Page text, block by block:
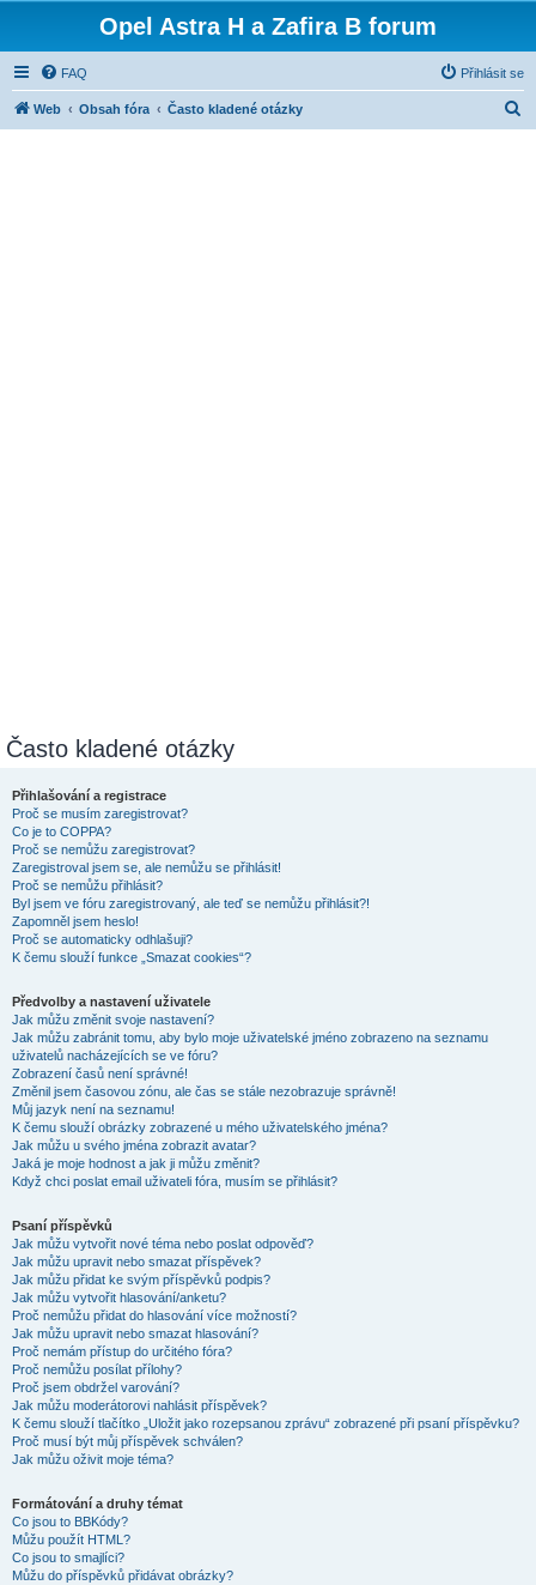
Opel Astra H a Zafira B forum
FAQ Přihlásit se
Web Obsah fóra Často kladené otázky
Často kladené otázky
Přihlašování a registrace
Proč se musím zaregistrovat?
Co je to COPPA?
Proč se nemůžu zaregistrovat?
Zaregistroval jsem se, ale nemůžu se přihlásit!
Proč se nemůžu přihlásit?
Byl jsem ve fóru zaregistrovaný, ale teď se nemůžu přihlásit?!
Zapomněl jsem heslo!
Proč se automaticky odhlašuji?
K čemu slouží funkce „Smazat cookies“?
Předvolby a nastavení uživatele
Jak můžu změnit svoje nastavení?
Jak můžu zabránit tomu, aby bylo moje uživatelské jméno zobrazeno na seznamu
uživatelů nacházejících se ve fóru?
Zobrazení časů není správné!
Změnil jsem časovou zónu, ale čas se stále nezobrazuje správně!
Můj jazyk není na seznamu!
K čemu slouží obrázky zobrazené u mého uživatelského jména?
Jak můžu u svého jména zobrazit avatar?
Jaká je moje hodnost a jak ji můžu změnit?
Když chci poslat email uživateli fóra, musím se přihlásit?
Psaní příspěvků
Jak můžu vytvořit nové téma nebo poslat odpověď?
Jak můžu upravit nebo smazat příspěvek?
Jak můžu přidat ke svým příspěvků podpis?
Jak můžu vytvořit hlasování/anketu?
Proč nemůžu přidat do hlasování více možností?
Jak můžu upravit nebo smazat hlasování?
Proč nemám přístup do určitého fóra?
Proč nemůžu posílat přílohy?
Proč jsem obdržel varování?
Jak můžu moderátorovi nahlásit příspěvek?
K čemu slouží tlačítko „Uložit jako rozepsanou zprávu“ zobrazené při psaní příspěvku?
Proč musí být můj příspěvek schválen?
Jak můžu oživit moje téma?
Formátování a druhy témat
Co jsou to BBKódy?
Můžu použít HTML?
Co jsou to smajlíci?
Můžu do příspěvků přidávat obrázky?